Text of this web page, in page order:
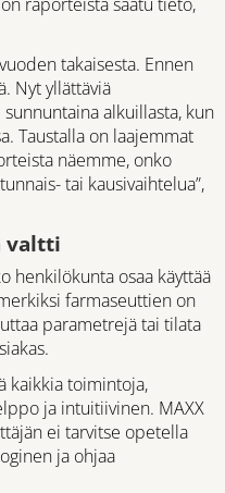
takaisesta. Ennen
Nyt yllättäviä
alkuillasta, kun
Taustalla on laajemmat
näemme, onko
tai kausivaihtelua”,
valtti
henkilökunta osaa käyttää
farmaseuttien on
parametrejä tai tilata
kaikkia toimintoja,
ja intuitiivinen. MAXX
ei tarvitse opetella
ja ohjaa